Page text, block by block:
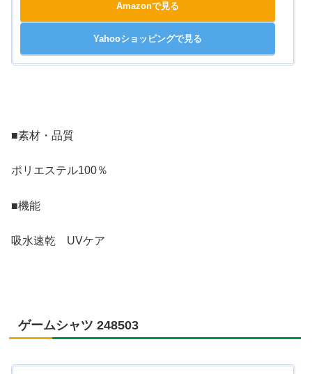
Amazonで見る
Yahooショッピングで見る
■素材・品質
ポリエステル100％
■機能
吸水速乾 UVケア
ゲームシャツ 248503